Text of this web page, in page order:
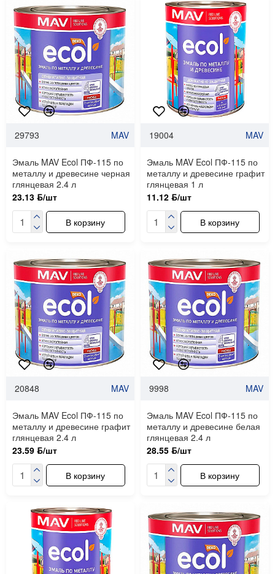
29793 MAV
Эмаль MAV Ecol ПФ-115 по
металлу и древесине черная
глянцевая 2.4 л
23.13 ƃ/шт
В корзину
19004 MAV
Эмаль MAV Ecol ПФ-115 по
металлу и древесине графит
глянцевая 1 л
11.12 ƃ/шт
В корзину
20848 MAV
Эмаль MAV Ecol ПФ-115 по
металлу и древесине графит
глянцевая 2.4 л
23.59 ƃ/шт
В корзину
9998 MAV
Эмаль MAV Ecol ПФ-115 по
металлу и древесине белая
глянцевая 2.4 л
28.55 ƃ/шт
В корзину